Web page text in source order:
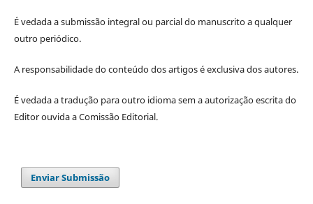
É vedada a submissão integral ou parcial do manuscrito a qualquer
outro periódico.
A responsabilidade do conteúdo dos artigos é exclusiva dos autores.
É vedada a tradução para outro idioma sem a autorização escrita do
Editor ouvida a Comissão Editorial.
Enviar Submissão